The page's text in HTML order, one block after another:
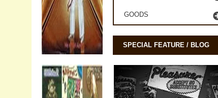
GOODS
SPECIAL FEATURE / BLOG